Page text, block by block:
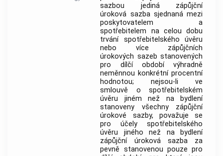
sazbou jediná zápůjční
úroková sazbasjednaná mezi
poskytovatelem a
spotřebitelem na celou dobu
trvání spotřebitelského úvěru
nebo více zápůjčních
úrokových sazeb stanovených
pro dílčí období výhradně
neměnnou konkrétní procentní
hodnotou; nejsou-li ve
smlouvě o spotřebitelském
úvěru jiném než na bydlení
stanoveny všechny zápůjční
úrokové sazby, považuje se
pro účely spotřebitelského
úvěru jiného než na bydlení
zápůjční úroková sazbaza
pevně stanovenou pouze pro